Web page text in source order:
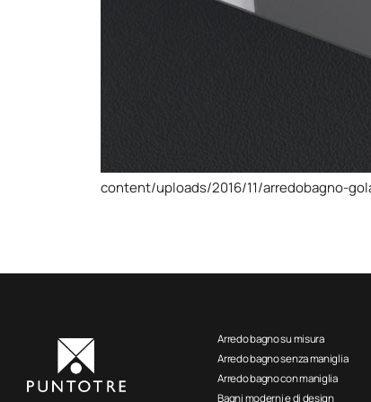
content/uploads/2016/11/arredobagno-
Arredo bagno su misura
Arredo bagno senza maniglia
Arredo bagno con maniglia
Bagni moderni e di design